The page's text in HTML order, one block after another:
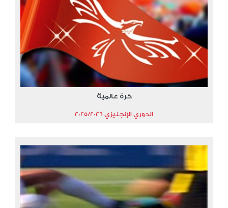
كرة عالمية
الدوري الإنجليزي 2025/2026